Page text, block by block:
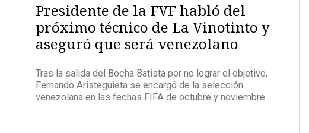
Presidente de la FVF habló del
próximo técnico de La Vinotinto y
aseguró que será venezolano
Tras la salida del Bocha Batista por no lograr el objetivo,
Fernando Aristeguieta se encargó de la selección
venezolana en las fechas FIFA de octubre y noviembre.